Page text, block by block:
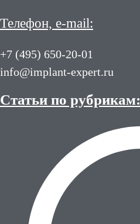
Телефон, e-mail:
+7 (495) 650-20-01
info@implant-expert.ru
Статьи по рубрикам: